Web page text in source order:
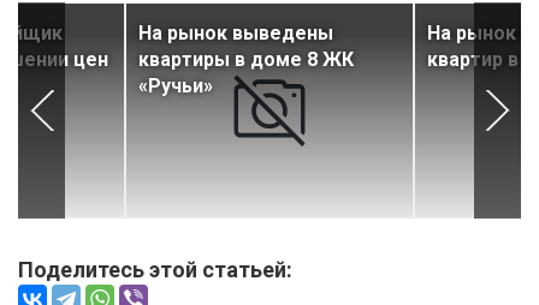
цен
На рынок выведены
квартиры в доме 8 ЖК
«Ручьи»
На рынок
квартир в
Поделитесь этой статьей: